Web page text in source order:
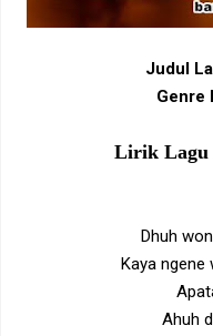
Judul
Genre
Lirik Lagu
Dhuh
Kaya ngene
Ahuh